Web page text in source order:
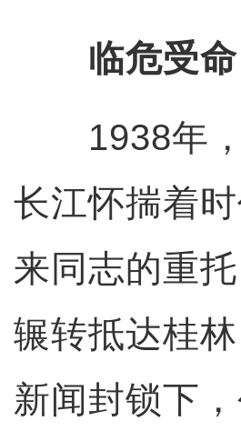
临危受
1938年，
长江怀揣着
来同志的重
辗转抵达桂
新闻封锁下